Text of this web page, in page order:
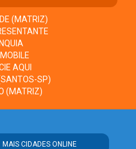
(MATRIZ)
AQUI
SP)
(MATRIZ)
MAIS CIDADES ONLINE